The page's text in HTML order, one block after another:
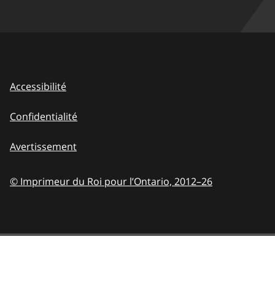
Accessibilité
Confidentialité
Avertissement
© Imprimeur du Roi pour l’Ontario, 2012–26